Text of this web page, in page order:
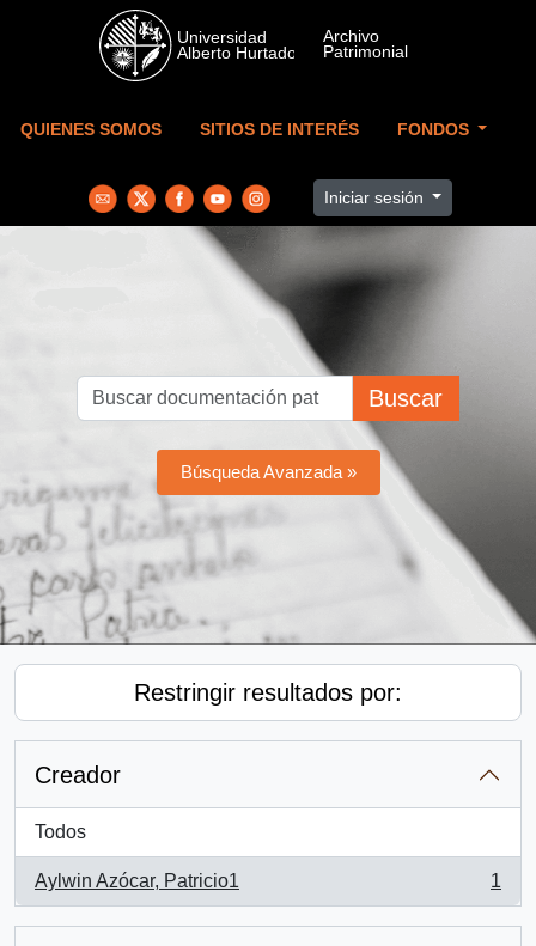
Skip to main content
QUIENES SOMOS SITIOS DE INTERÉS FONDOS
Iniciar sesión
Buscar
Búsqueda Avanzada »
Restringir resultados por:
Creador
Todos
Aylwin Azócar, Patricio1
, 1 resultados
1